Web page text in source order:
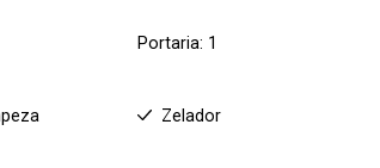
Portaria: 1
Zelador